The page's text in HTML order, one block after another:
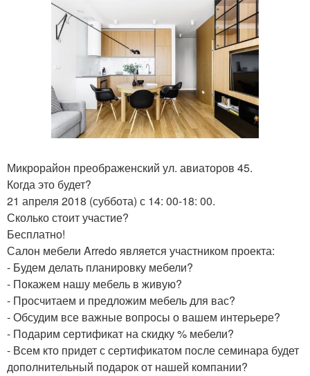
Микрорайон преображенский ул. авиаторов 45.
Когда это будет?
21 апреля 2018 (суббота) с 14: 00-18: 00.
Сколько стоит участие?
Бесплатно!
Салон мебели Arredo является участником проекта:
- Будем делать планировку мебели?
- Покажем нашу мебель в живую?
- Просчитаем и предложим мебель для вас?
- Обсудим все важные вопросы о вашем интерьере?
- Подарим сертификат на скидку % мебели?
- Всем кто придет с сертификатом после семинара будет
дополнительный подарок от нашей компании?